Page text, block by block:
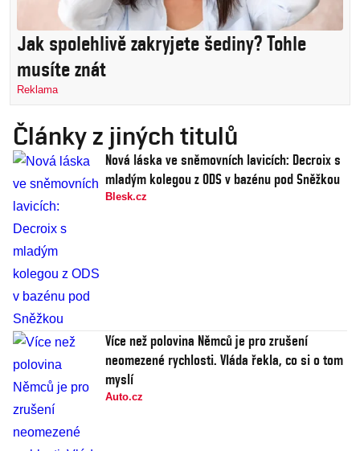
Jak spolehlivě zakryjete šediny? Tohle
musíte znát
Reklama
Články z jiných titulů
Nová láska ve sněmovních lavicích: Decroix s
mladým kolegou z ODS v bazénu pod Sněžkou
Blesk.cz
Více než polovina Němců je pro zrušení
neomezené rychlosti. Vláda řekla, co si o tom
myslí
Auto.cz